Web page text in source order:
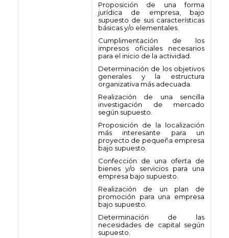
Proposición de una forma
jurídica de empresa, bajo
supuesto de sus características
básicas y/o elementales.
Cumplimentación de los
impresos oficiales necesarios
para el inicio de la actividad.
Determinación de los objetivos
generales y la estructura
organizativa más adecuada.
Realización de una sencilla
investigación de mercado
según supuesto.
Proposición de la localización
más interesante para un
proyecto de pequeña empresa
bajo supuesto.
Confección de una oferta de
bienes y/o servicios para una
empresa bajo supuesto.
Realización de un plan de
promoción para una empresa
bajo supuesto.
Determinación de las
necesidades de capital según
supuesto.